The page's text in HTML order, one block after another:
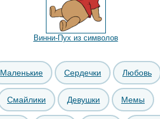
Винни-Пух из символов
Маленькие Сердечки Любовь
Смайлики Девушки Мемы